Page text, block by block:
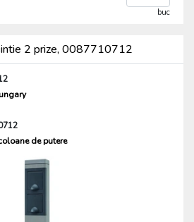
buc
2 prize, 0087710712
de putere